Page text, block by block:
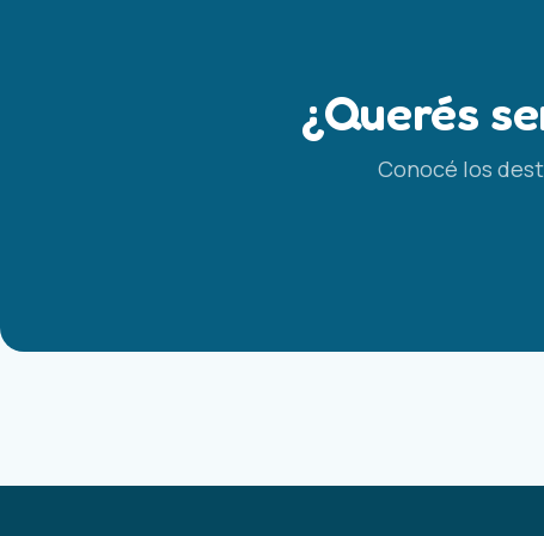
¿Querés
Conocé los